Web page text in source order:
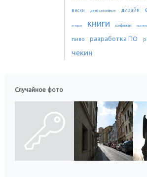
виски дела семейные дизайн
истории книги конфликты мысли
пиво разработка ПО
чекин
Случайное фото